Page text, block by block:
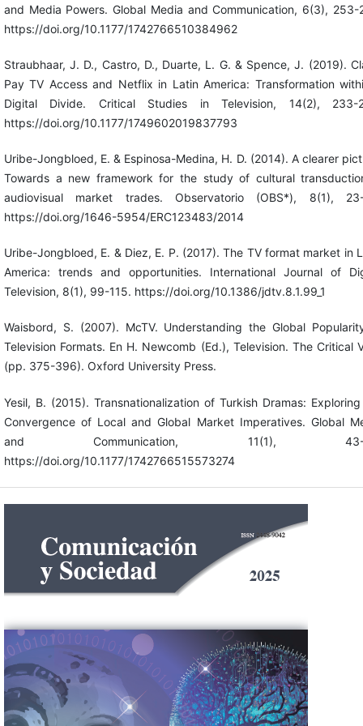
and Media Powers. Global Media and Communication, 6(3), 253-
https://doi.org/10.1177/1742766510384962
Straubhaar, J. D., Castro, D., Duarte, L. G. & Spence, J. (2019).
Pay TV Access and Netflix in Latin America: Transformation
Digital Divide. Critical Studies in Television, 14(2), 233-
https://doi.org/10.1177/1749602019837793
Uribe-Jongbloed, E. & Espinosa-Medina, H. D. (2014). A clearer
Towards a new framework for the study of cultural
audiovisual market trades. Observatorio (OBS*), 8(1),
https://doi.org/1646-5954/ERC123483/2014
Uribe-Jongbloed, E. & Diez, E. P. (2017). The TV format market in
America: trends and opportunities. International Journal of
Television, 8(1), 99-115. https://doi.org/10.1386/jdtv.8.1.99_1
Waisbord, S. (2007). McTV. Understanding the Global
Television Formats. En H. Newcomb (Ed.), Television. The Critical
(pp. 375-396). Oxford University Press.
Yesil, B. (2015). Transnationalization of Turkish Dramas:
Convergence of Local and Global Market Imperatives. Global
and Communication, 11(1), 43-
https://doi.org/10.1177/1742766515573274